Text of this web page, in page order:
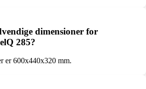
dimensioner for
285?
er 600x440x320 mm.